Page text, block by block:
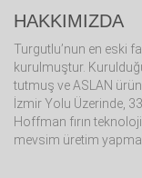
HAKKIMIZDA
Turgutlu’nun en eski
kurulmuştur.
tutmuş ve ASLAN
İzmir Yolu Üzerinde,
Hoffman fırın
mevsim üretim